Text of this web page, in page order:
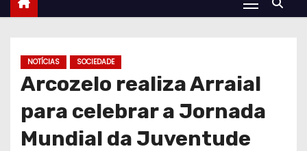
NOTÍCIAS SOCIEDADE
Arcozelo realiza Arraial
para celebrar a Jornada
Mundial da Juventude